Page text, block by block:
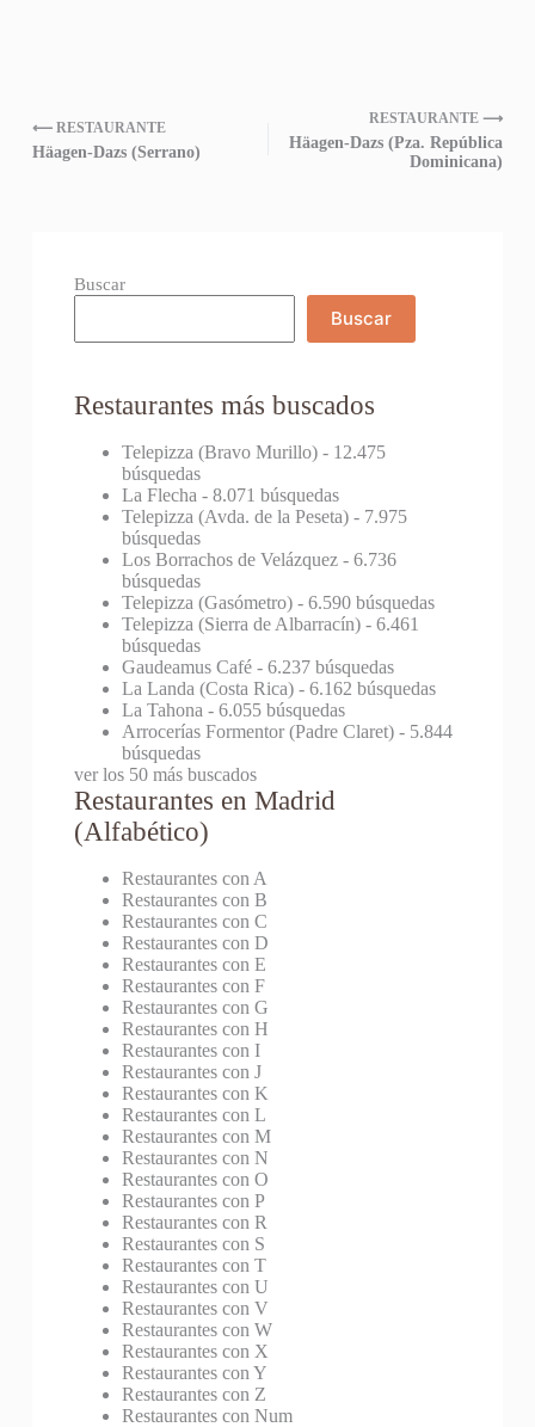
⟵ RESTAURANTE
Häagen-Dazs (Serrano)
RESTAURANTE ⟶
Häagen-Dazs (Pza. República
Dominicana)
Buscar
Buscar
Restaurantes más buscados
Telepizza (Bravo Murillo)- 12.475
búsquedas
La Flecha - 8.071 búsquedas
Telepizza (Avda. de la Peseta)- 7.975
búsquedas
Los Borrachos de Velázquez- 6.736
búsquedas
Telepizza (Gasómetro)- 6.590 búsquedas
Telepizza (Sierra de Albarracín)- 6.461
búsquedas
Gaudeamus Café- 6.237 búsquedas
La Landa (Costa Rica)- 6.162 búsquedas
La Tahona - 6.055 búsquedas
Arrocerías Formentor (Padre Claret)- 5.844
búsquedas
ver los 50 más buscados
Restaurantes en Madrid
(Alfabético)
Restaurantes con A
Restaurantes con B
Restaurantes con C
Restaurantes con D
Restaurantes con E
Restaurantes con F
Restaurantes con G
Restaurantes con H
Restaurantes con I
Restaurantes con J
Restaurantes con K
Restaurantes con L
Restaurantes con M
Restaurantes con N
Restaurantes con O
Restaurantes con P
Restaurantes con R
Restaurantes con S
Restaurantes con T
Restaurantes con U
Restaurantes con V
Restaurantes con W
Restaurantes con X
Restaurantes con Y
Restaurantes con Z
Restaurantes con Num